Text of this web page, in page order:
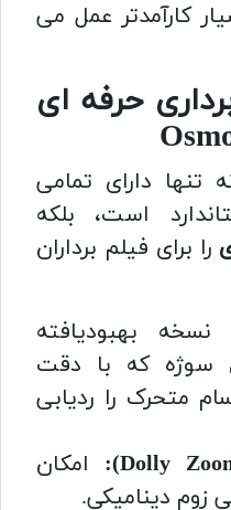
کارآمدتر عمل می
حرفه ای
تنها دارای تمامی
است، بلکه
را برای فیلم برداران
نسخه بهبودیافته
سوژه که با دقت
متحرک را ردیابی
امکان
زوم دینامیکی.